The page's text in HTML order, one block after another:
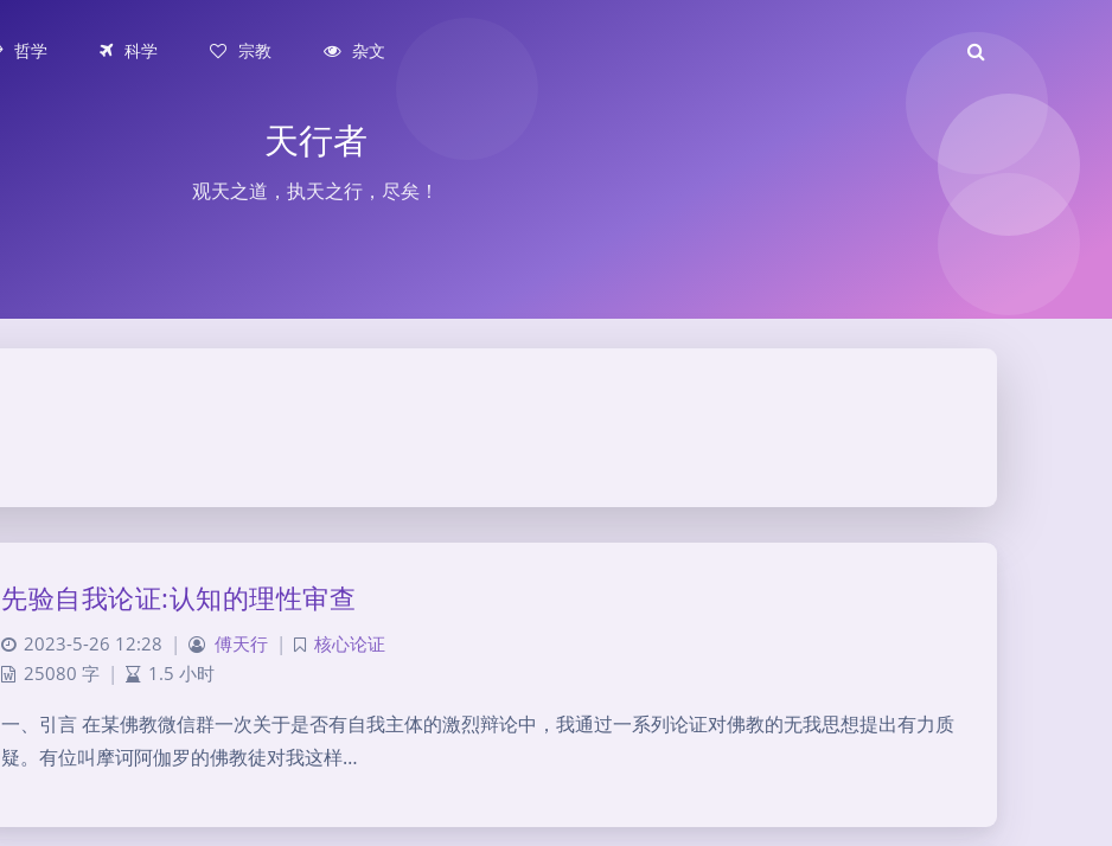
哲学 科学 宗教 杂文
天行者
观天之道，执天之行，尽矣！
先验自我论证:认知的理性审查
2023-5-26 12:28 | 傅天行 |
核心论证
25080 字 | 1.5 小时
一、引言 在某佛教微信群一次关于是否有自我主体的激烈辩论中，我通过一系列论证对佛教的无我思想提出有力质
疑。有位叫摩诃阿伽罗的佛教徒对我这样…